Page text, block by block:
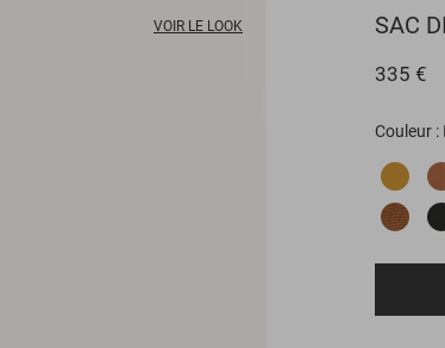
VOIR LE LOOK SAC
335 €
Couleur